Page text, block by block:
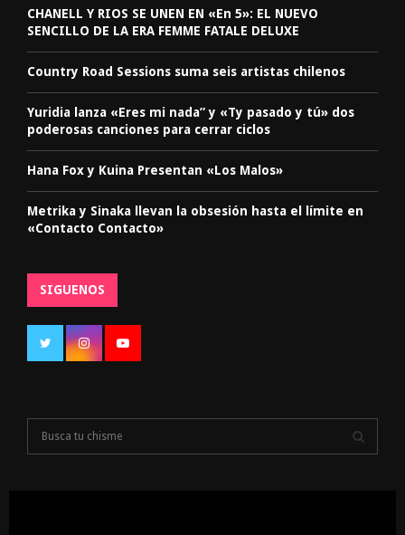
CHANELL Y RIOS SE UNEN EN «En 5»: EL NUEVO
SENCILLO DE LA ERA FEMME FATALE DELUXE
Country Road Sessions suma seis artistas chilenos
Yuridia lanza «Eres mi nada” y «Ty pasado y tú» dos
poderosas canciones para cerrar ciclos
Hana Fox y Kuina Presentan «Los Malos»
Metrika y Sinaka llevan la obsesión hasta el límite en
«Contacto Contacto»
SIGUENOS